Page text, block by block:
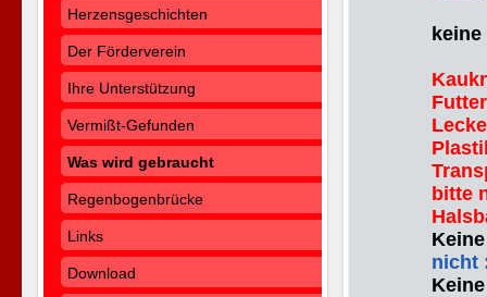
keine
Futter
bitte
Keine
nicht
Keine
Herzensgeschichten
Der Förderverein
Ihre Unterstützung
Vermißt-Gefunden
Was wird gebraucht
Regenbogenbrücke
Links
Download